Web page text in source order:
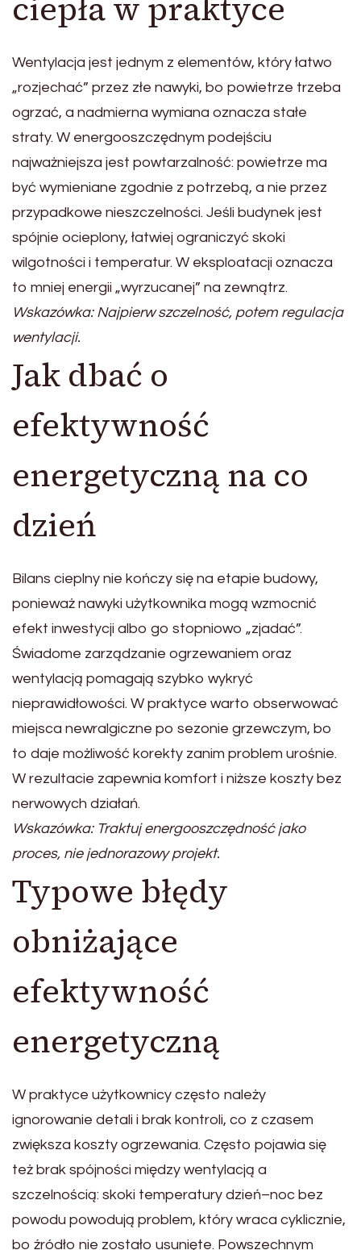
ciepła w praktyce
Wentylacja jest jednym z elementów, który łatwo
„rozjechać” przez złe nawyki, bo powietrze trzeba
ogrzać, a nadmierna wymiana oznacza stałe
straty. W energooszczędnym podejściu
najważniejsza jest powtarzalność: powietrze ma
być wymieniane zgodnie z potrzebą, a nie przez
przypadkowe nieszczelności. Jeśli budynek jest
spójnie ocieplony, łatwiej ograniczyć skoki
wilgotności i temperatur. W eksploatacji oznacza
to mniej energii „wyrzucanej” na zewnątrz.
Wskazówka: Najpierw szczelność, potem regulacja
wentylacji.
Jak dbać o
efektywność
energetyczną na co
dzień
Bilans cieplny nie kończy się na etapie budowy,
ponieważ nawyki użytkownika mogą wzmocnić
efekt inwestycji albo go stopniowo „zjadać”.
Świadome zarządzanie ogrzewaniem oraz
wentylacją pomagają szybko wykryć
nieprawidłowości. W praktyce warto obserwować
miejsca newralgiczne po sezonie grzewczym, bo
to daje możliwość korekty zanim problem urośnie.
W rezultacie zapewnia komfort i niższe koszty bez
nerwowych działań.
Wskazówka: Traktuj energooszczędność jako
proces, nie jednorazowy projekt.
Typowe błędy
obniżające
efektywność
energetyczną
W praktyce użytkownicy często należy
ignorowanie detali i brak kontroli, co z czasem
zwiększa koszty ogrzewania. Często pojawia się
też brak spójności między wentylacją a
szczelnością: skoki temperatury dzień–noc bez
powodu powodują problem, który wraca cyklicznie,
bo źródło nie zostało usunięte. Powszechnym